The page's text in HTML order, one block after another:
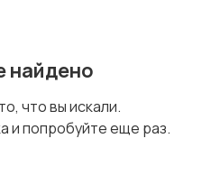
найдено
что вы искали.
и попробуйте еще раз.